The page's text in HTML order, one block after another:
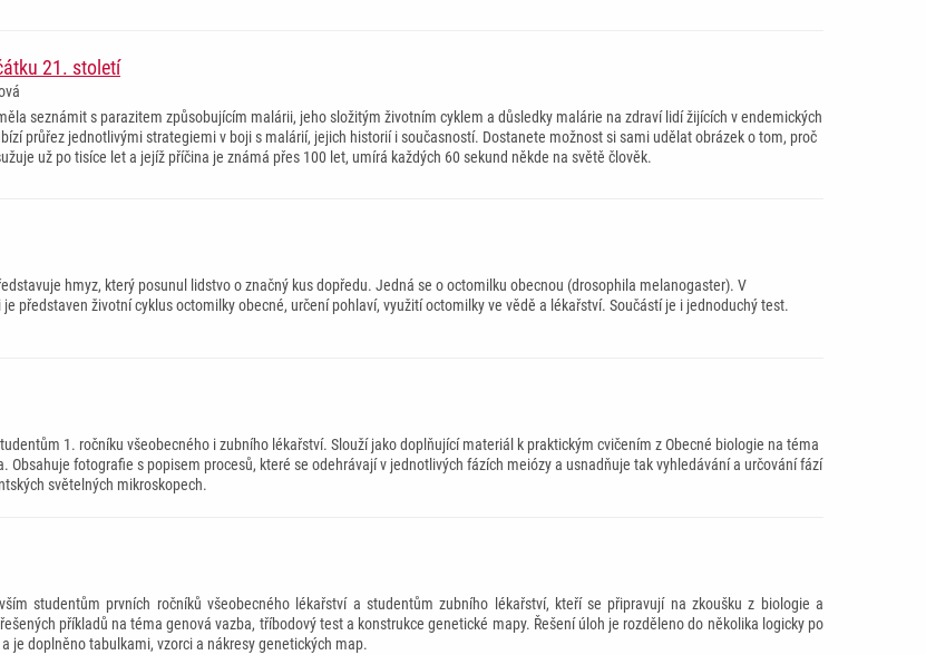
21. století
seznámit s parazitem způsobujícím malárii, jeho složitým životním cyklem a důsledky malárie na zdraví lidí žijících v endemických
průřez jednotlivými strategiemi v boji s malárií, jejich historií i současností. Dostanete možnost si sami udělat obrázek o tom, proč
už po tisíce let a jejíž příčina je známá přes 100 let, umírá každých 60 sekund někde na světě člověk.
hmyz, který posunul lidstvo o značný kus dopředu. Jedná se o octomilku obecnou (drosophila melanogaster). V
představen životní cyklus octomilky obecné, určení pohlaví, využití octomilky ve vědě a lékařství. Součástí je i jednoduchý test.
1. ročníku všeobecného i zubního lékařství. Slouží jako doplňující materiál k praktickým cvičením z Obecné biologie na téma
Obsahuje fotografie s popisem procesů, které se odehrávají v jednotlivých fázích meiózy a usnadňuje tak vyhledávání a určování fází
světelných mikroskopech.
studentům prvních ročníků všeobecného lékařství a studentům zubního lékařství, kteří se připravují na zkoušku z biologie a
příkladů na téma genová vazba, tříbodový test a konstrukce genetické mapy. Řešení úloh je rozděleno do několika logicky po
je doplněno tabulkami, vzorci a nákresy genetických map.